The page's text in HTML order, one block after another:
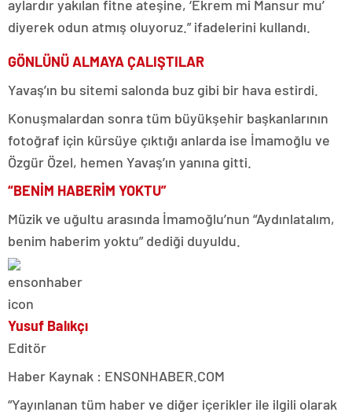
aylardır yakılan fitne ateşine, ‘Ekrem mi Mansur mu’
diyerek odun atmış oluyoruz.” ifadelerini kullandı.
GÖNLÜNÜ ALMAYA ÇALIŞTILAR
Yavaş’ın bu sitemi salonda buz gibi bir hava estirdi.
Konuşmalardan sonra tüm büyükşehir başkanlarının
fotoğraf için kürsüye çıktığı anlarda ise İmamoğlu ve
Özgür Özel, hemen Yavaş’ın yanına gitti.
“BENİM HABERİM YOKTU”
Müzik ve uğultu arasında İmamoğlu’nun “Aydınlatalım,
benim haberim yoktu” dediği duyuldu.
Yusuf Balıkçı
Editör
Haber Kaynak : ENSONHABER.COM
“Yayınlanan tüm haber ve diğer içerikler ile ilgili olarak